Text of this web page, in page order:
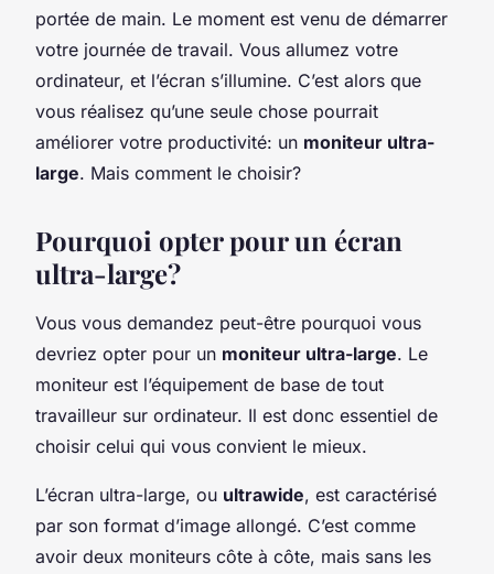
portée de main. Le moment est venu de démarrer
votre journée de travail. Vous allumez votre
ordinateur, et l’écran s’illumine. C’est alors que
vous réalisez qu’une seule chose pourrait
améliorer votre productivité: un moniteur ultra-
large. Mais comment le choisir?
Pourquoi opter pour un écran
ultra-large?
Vous vous demandez peut-être pourquoi vous
devriez opter pour un moniteur ultra-large. Le
moniteur est l’équipement de base de tout
travailleur sur ordinateur. Il est donc essentiel de
choisir celui qui vous convient le mieux.
L’écran ultra-large, ou ultrawide, est caractérisé
par son format d’image allongé. C’est comme
avoir deux moniteurs côte à côte, mais sans les